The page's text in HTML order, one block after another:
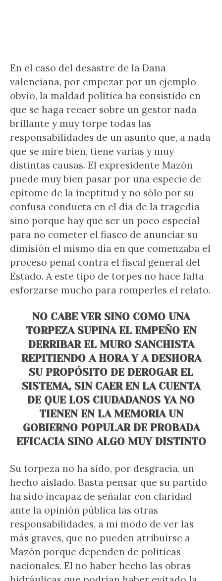
En el caso del desastre de la Dana
valenciana, por empezar por un ejemplo
obvio, la maldad política ha consistido en
que se haga recaer sobre un gestor nada
brillante y muy torpe todas las
responsabilidades de un asunto que, a nada
que se mire bien, tiene varias y muy
distintas causas. El expresidente Mazón
puede muy bien pasar por una especie de
epítome de la ineptitud y no sólo por su
confusa conducta en el día de la tragedia
sino porque hay que ser un poco especial
para no cometer el fiasco de anunciar su
dimisión el mismo día en que comenzaba el
proceso penal contra el fiscal general del
Estado. A este tipo de torpes no hace falta
esforzarse mucho para romperles el relato.
NO CABE VER SINO COMO UNA
TORPEZA SUPINA EL EMPEÑO EN
DERRIBAR EL MURO SANCHISTA
REPITIENDO A HORA Y A DESHORA
SU PROPÓSITO DE DEROGAR EL
SISTEMA, SIN CAER EN LA CUENTA
DE QUE LOS CIUDADANOS YA NO
TIENEN EN LA MEMORIA UN
GOBIERNO POPULAR DE PROBADA
EFICACIA SINO ALGO MUY DISTINTO
Su torpeza no ha sido, por desgracia, un
hecho aislado. Basta pensar que su partido
ha sido incapaz de señalar con claridad
ante la opinión pública las otras
responsabilidades, a mi modo de ver las
más graves, que no pueden atribuirse a
Mazón porque dependen de políticas
nacionales. El no haber hecho las obras